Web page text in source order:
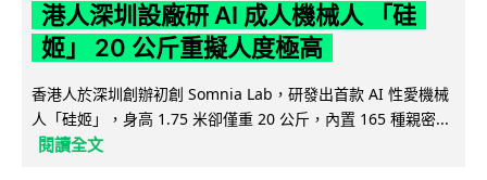
港人深圳設廠研 AI 成人機械人 「硅
姬」 20 公斤重擬人度極高
香港人於深圳創辦初創 Somnia Lab，研發出首款 AI 性愛機械
人「硅姬」，身高 1.75 米卻僅重 20 公斤，內置 165 種親密...
閱讀全文